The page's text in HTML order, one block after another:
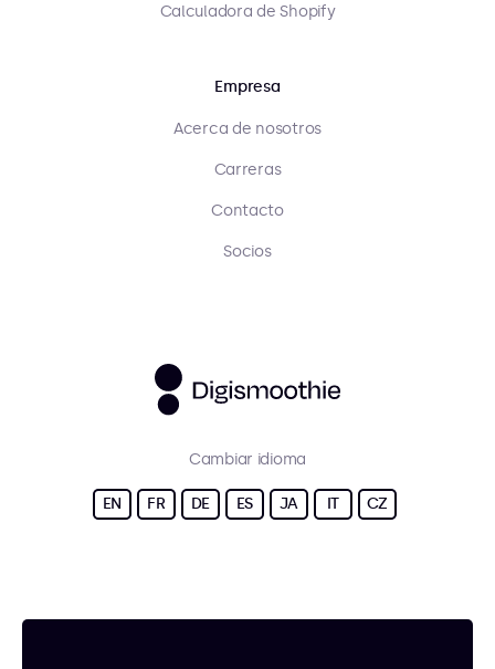
Calculadora de Shopify
Empresa
Acerca de nosotros
Carreras
Contacto
Socios
Cambiar idioma
EN FR DE ES JA IT CZ